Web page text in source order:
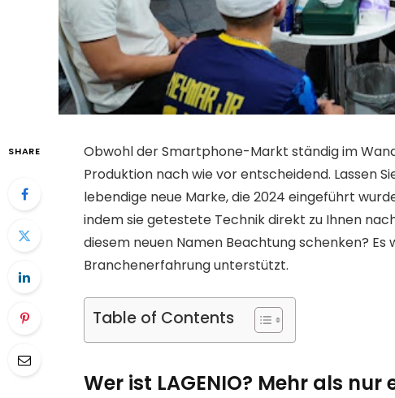
SHARE
Obwohl der Smartphone-Markt ständig im
Produktion nach wie vor entscheidend. Lassen
lebendige neue Marke, die 2024 eingeführt
indem sie getestete Technik direkt zu Ihnen
diesem neuen Namen Beachtung schenken? Es
Branchenerfahrung unterstützt.
Table of Contents
Wer ist LAGENIO? Mehr als nur